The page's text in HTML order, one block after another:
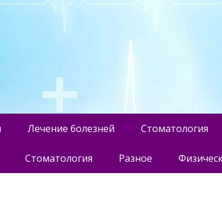
Лечение болезней Стоматология
Стоматология Разное